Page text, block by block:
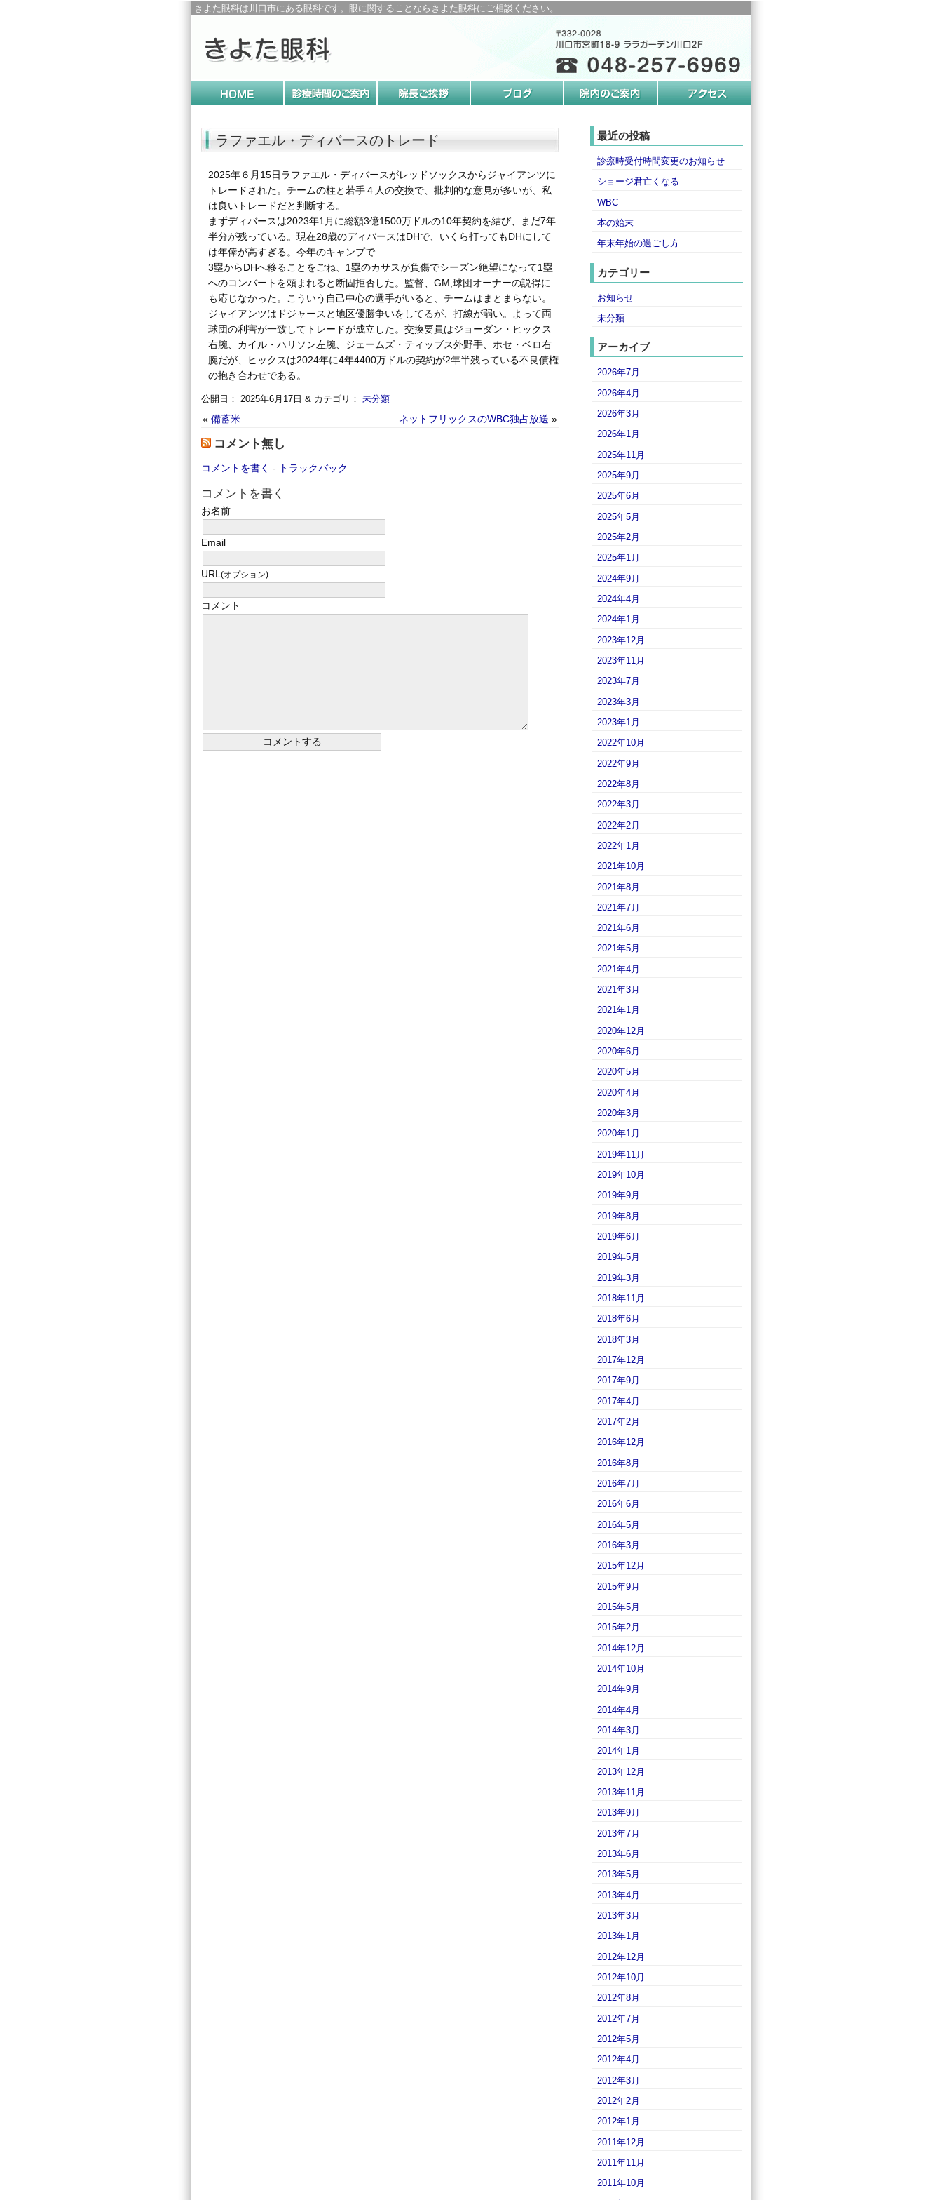
きよた眼科は川口市にある眼科です。眼に関することならきよた眼科にご相談ください。
ラファエル・ディバースのトレード
2025年６月15日ラファエル・ディバースがレッドソックスからジャイアンツに
トレードされた。チームの柱と若手４人の交換で、批判的な意見が多いが、私
は良いトレードだと判断する。
まずディバースは2023年1月に総額3億1500万ドルの10年契約を結び、まだ7年
半分が残っている。現在28歳のディバースはDHで、いくら打ってもDHにして
は年俸が高すぎる。今年のキャンプで
3塁からDHへ移ることをごね、1塁のカサスが負傷でシーズン絶望になって1塁
へのコンバートを頼まれると断固拒否した。監督、GM,球団オーナーの説得に
も応じなかった。こういう自己中心の選手がいると、チームはまとまらない。
ジャイアンツはドジャースと地区優勝争いをしてるが、打線が弱い。よって両
球団の利害が一致してトレードが成立した。交換要員はジョーダン・ヒックス
右腕、カイル・ハリソン左腕、ジェームズ・ティッブス外野手、ホセ・ベロ右
腕だが、ヒックスは2024年に4年4400万ドルの契約が2年半残っている不良債権
の抱き合わせである。
公開日： 2025年6月17日 & カテゴリ：未分類
ネットフリックスのWBC独占放送 »
«備蓄米
コメント無し
コメントを書く - トラックバック
コメントを書く
お名前
Email
URL(オプション)
コメント
最近の投稿
診療時受付時間変更のお知らせ
ショージ君亡くなる
WBC
本の始末
年末年始の過ごし方
カテゴリー
お知らせ
未分類
アーカイブ
2026年7月
2026年4月
2026年3月
2026年1月
2025年11月
2025年9月
2025年6月
2025年5月
2025年2月
2025年1月
2024年9月
2024年4月
2024年1月
2023年12月
2023年11月
2023年7月
2023年3月
2023年1月
2022年10月
2022年9月
2022年8月
2022年3月
2022年2月
2022年1月
2021年10月
2021年8月
2021年7月
2021年6月
2021年5月
2021年4月
2021年3月
2021年1月
2020年12月
2020年6月
2020年5月
2020年4月
2020年3月
2020年1月
2019年11月
2019年10月
2019年9月
2019年8月
2019年6月
2019年5月
2019年3月
2018年11月
2018年6月
2018年3月
2017年12月
2017年9月
2017年4月
2017年2月
2016年12月
2016年8月
2016年7月
2016年6月
2016年5月
2016年3月
2015年12月
2015年9月
2015年5月
2015年2月
2014年12月
2014年10月
2014年9月
2014年4月
2014年3月
2014年1月
2013年12月
2013年11月
2013年9月
2013年7月
2013年6月
2013年5月
2013年4月
2013年3月
2013年1月
2012年12月
2012年10月
2012年8月
2012年7月
2012年5月
2012年4月
2012年3月
2012年2月
2012年1月
2011年12月
2011年11月
2011年10月